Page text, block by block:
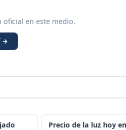
en este medio.
→
Precio de la luz hoy